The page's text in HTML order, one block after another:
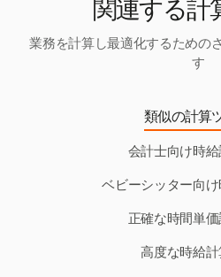
関連する計
業務を計算し最適化するための
す
類似の計算
会計士向け時
ベビーシッター向
正確な時間単
高度な時給